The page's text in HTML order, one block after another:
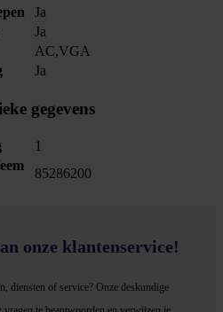
Ja
Ja
AC,VGA
Ja
gegevens
1
85286200
onze klantenservice!
diensten of service? Onze deskundige